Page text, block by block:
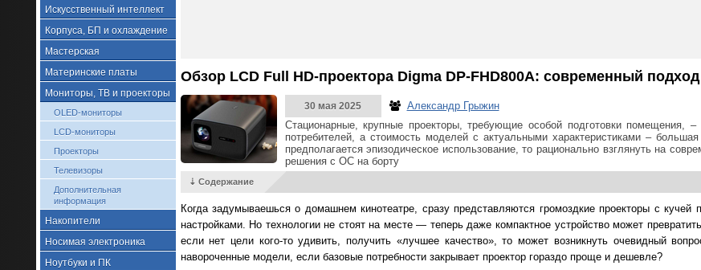
Искусственный интеллект
Корпуса, БП и охлаждение
Мастерская
Материнские платы
Мониторы, ТВ и проекторы
OLED-мониторы
LCD-мониторы
Проекторы
Телевизоры
Дополнительная
информация
Накопители
Носимая электроника
Ноутбуки и ПК
Обзор LCD Full HD-проектора Digma DP-FHD800A: современный подход
30 мая 2025
Александр Грыжин
Стационарные, крупные проекторы, требующие особой подготовки помещения,
потребителей, а стоимость моделей с актуальными характеристиками –
предполагается эпизодическое использование, то рационально взглянуть на
решения с ОС на борту
⇣ Содержание
Когда задумываешься о домашнем кинотеатре, сразу представляются громоздкие проекторы с кучей
настройками. Но технологии не стоят на месте — теперь даже компактное устройство может
если нет цели кого-то удивить, получить «лучшее качество», то может возникнуть очевидный
навороченные модели, если базовые потребности закрывает проектор гораздо проще и дешевле?